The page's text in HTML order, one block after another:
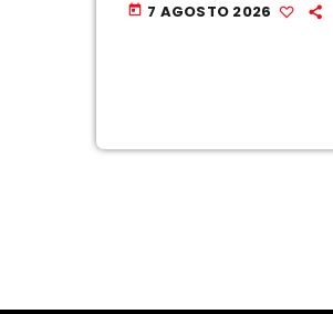
juicio, se está pasando
today 7 AGOSTO 2026